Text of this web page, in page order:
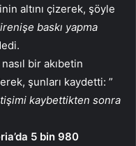
altını çizerek, şöyle
baskı yapma
bir akıbetin
şunları kaydetti: ”
kaybettikten sonra
5 bin 980